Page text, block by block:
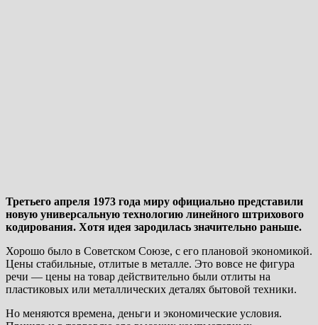
Третьего апреля 1973 года миру официально представили
новую универсальную технологию линейного штрихового
кодирования. Хотя идея зародилась значительно раньше.
Хорошо было в Советском Союзе, с его плановой экономикой.
Цены стабильные, отлитые в металле. Это вовсе не фигура
речи — цены на товар действительно были отлиты на
пластиковых или металлических деталях бытовой техники.
Но меняются времена, деньги и экономические условия.